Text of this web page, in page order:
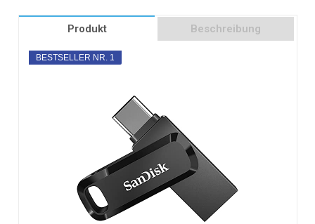
Produkt Beschreibung
BESTSELLER NR. 1